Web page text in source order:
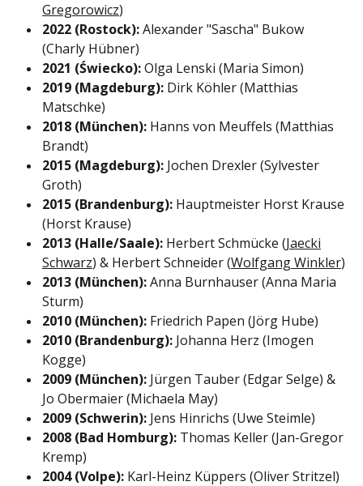
Gregorowicz)
2022 (Rostock):Alexander "Sascha" Bukow
(Charly Hübner)
2021 (Świecko):Olga Lenski (Maria Simon)
2019 (Magdeburg): Dirk Köhler (Matthias
Matschke)
2018 (München): Hanns von Meuffels (Matthias
Brandt)
2015 (Magdeburg): Jochen Drexler (Sylvester
Groth)
2015 (Brandenburg): Hauptmeister Horst Krause
(Horst Krause)
2013 (Halle/Saale): Herbert Schmücke (Jaecki
Schwarz) & Herbert Schneider (Wolfgang Winkler)
2013 (München):Anna Burnhauser (Anna Maria
Sturm)
2010 (München): Friedrich Papen (Jörg Hube)
2010 (Brandenburg): Johanna Herz (Imogen
Kogge)
2009 (München): Jürgen Tauber (Edgar Selge) &
Jo Obermaier (Michaela May)
2009 (Schwerin): Jens Hinrichs (Uwe Steimle)
2008 (Bad Homburg): Thomas Keller (Jan-Gregor
Kremp)
2004 (Volpe): Karl-Heinz Küppers (Oliver Stritzel)